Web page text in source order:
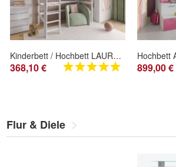
Kinderbett / Hochbett LAURA - Weiß / Beige / Grau / Graphit - verschiedene Größen
368,10 € 899,00 €
Flur & Diele